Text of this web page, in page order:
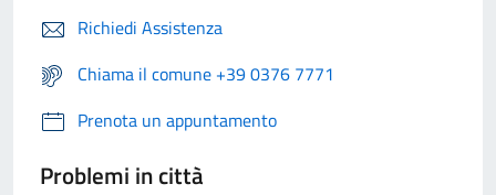
Richiedi Assistenza
Chiama il comune +39 0376 7771
Prenota un appuntamento
Problemi in città